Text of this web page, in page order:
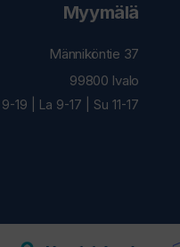
Myymälä
Männiköntie 37
99800 Ivalo
19 | La 9-17 | Su 11-17